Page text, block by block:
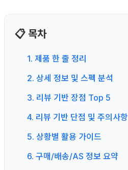
📋 목차
1. 제품 한 줄 정리
2. 상세 정보 및 스펙 분석
3. 리뷰 기반 장점 Top 5
4. 리뷰 기반 단점 및 주의사항
5. 상황별 활용 가이드
6. 구매/배송/AS 정보 요약